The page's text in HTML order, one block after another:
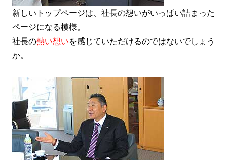
新しいトップページは、社長の想いがいっぱい詰まった
ページになる模様。
社長の熱い想いを感じていただけるのではないでしょう
か。